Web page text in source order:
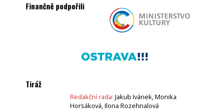
Finančně podpořili
Tiráž
Redakční rada: Jakub Ivánek, Monika
Horsáková, Ilona Rozehnalová